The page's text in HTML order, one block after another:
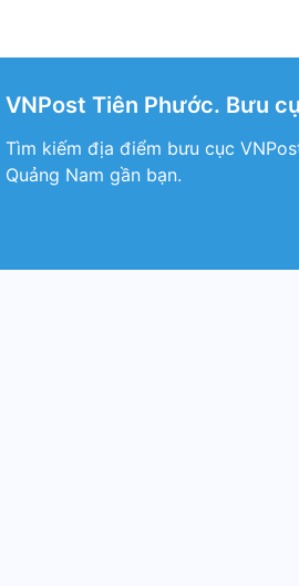
VNPost Tiên Phước. Bưu
Tìm kiếm địa điểm bưu cục
Quảng Nam gần bạn.